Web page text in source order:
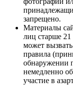
запрещено.
Материалы
лиц старше 21
может
правила
обнаружении
немедленно
участие в